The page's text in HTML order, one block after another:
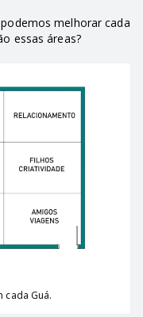
melhorar cada
essas áreas?
cada Guá.